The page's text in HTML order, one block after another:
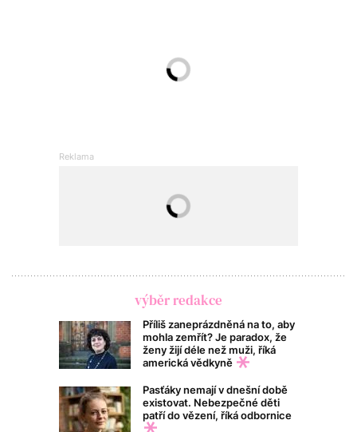
výběr redakce
Příliš zaneprázdněná na to, aby
mohla zemřít? Je paradox, že
ženy žijí déle než muži, říká
americká vědkyně
Pasťáky nemají v dnešní době
existovat. Nebezpečné děti
patří do vězení, říká odbornice